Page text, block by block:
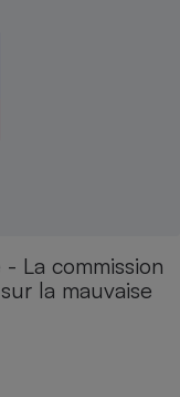
La commission
la mauvaise